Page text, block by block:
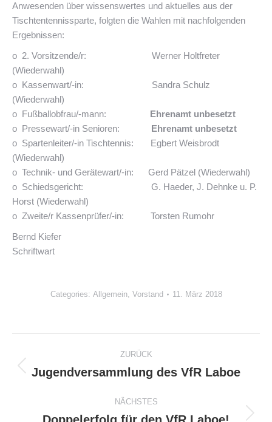
Anwesenden über wissenswertes und aktuelles aus der
Tischtentennissparte, folgten die Wahlen mit nachfolgenden
Ergebnissen:
o 2. Vorsitzende/r: Werner Holtfreter
(Wiederwahl)
o Kassenwart/-in: Sandra Schulz
(Wiederwahl)
o Fußballobfrau/-mann: Ehrenamt unbesetzt
o Pressewart/-in Senioren: Ehrenamt unbesetzt
o Spartenleiter/-in Tischtennis: Egbert Weisbrodt
(Wiederwahl)
o Technik- und Gerätewart/-in: Gerd Pätzel (Wiederwahl)
o Schiedsgericht: G. Haeder, J. Dehnke u. P.
Horst (Wiederwahl)
o Zweite/r Kassenprüfer/-in: Torsten Rumohr
Bernd Kiefer
Schriftwart
Categories: Allgemein, Vorstand 11. März 2018
Kommentarnavigation
ZURÜCK
Vorheriger
Jugendversammlung des VfR Laboe
NÄCHSTES
Nächster